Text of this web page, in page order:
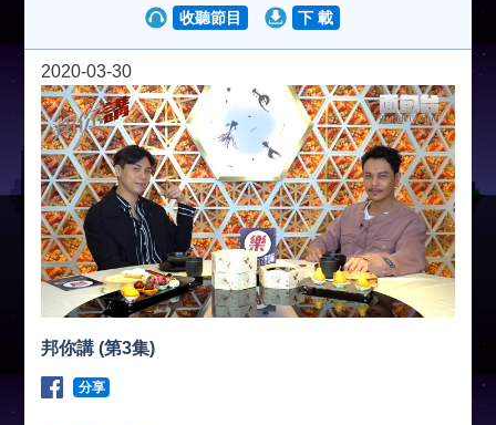
收聽節目 下 載
2020-03-30
邦你講 (第3集)
分享